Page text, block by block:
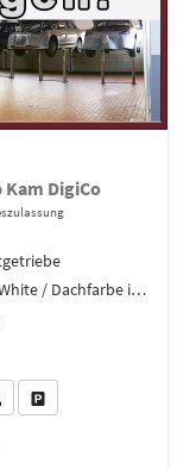
Kam DigiCo
Atlas White / Dachfarbe in schwa
Sie an
PDF-Datei, Fahrzeugexposé